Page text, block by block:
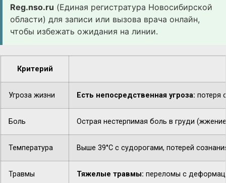
Reg.nso.ru (Единая регистратура Новосибирской
области) для записи или вызова врача онлайн,
чтобы избежать ожидания на линии.
Критерий
Угроза жизни Есть непосредственная угроза: потеря
Боль Острая нестерпимая боль в груди
Температура Выше 39°C с судорогами, потерей
Травмы Тяжелые травмы: переломы с